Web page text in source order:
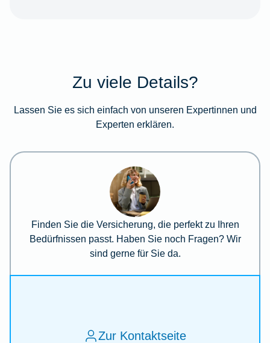
Zu viele Details?
Lassen Sie es sich einfach von unseren Expertinnen und
Experten erklären.
Finden Sie die Versicherung, die perfekt zu Ihren
Bedürfnissen passt. Haben Sie noch Fragen? Wir
sind gerne für Sie da.
Zur Kontaktseite